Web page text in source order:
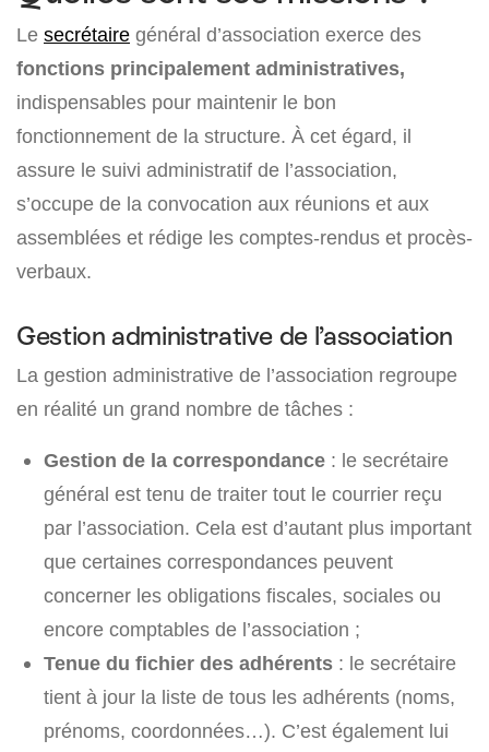
Le secrétaire général d’association exerce des
fonctions principalement administratives,
indispensables pour maintenir le bon
fonctionnement de la structure. À cet égard, il
assure le suivi administratif de l’association,
s’occupe de la convocation aux réunions et aux
assemblées et rédige les comptes-rendus et procès-
verbaux.
Gestion administrative de l’association
La gestion administrative de l’association regroupe
en réalité un grand nombre de tâches :
Gestion de la correspondance : le secrétaire
général est tenu de traiter tout le courrier reçu
par l’association. Cela est d’autant plus important
que certaines correspondances peuvent
concerner les obligations fiscales, sociales ou
encore comptables de l’association ;
Tenue du fichier des adhérents : le secrétaire
tient à jour la liste de tous les adhérents (noms,
prénoms, coordonnées…). C’est également lui